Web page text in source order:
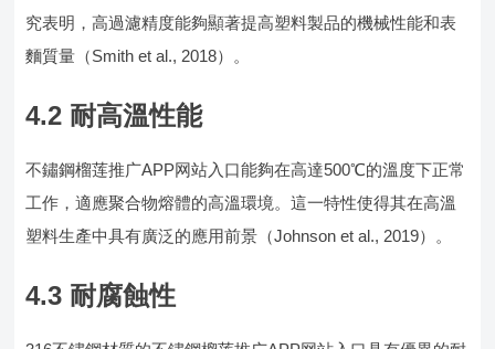
究表明，高過濾精度能夠顯著提高塑料製品的機械性能和表
麵質量（Smith et al., 2018）。
4.2 耐高溫性能
不鏽鋼榴莲推广APP网站入口能夠在高達500℃的溫度下正常
工作，適應聚合物熔體的高溫環境。這一特性使得其在高溫
塑料生產中具有廣泛的應用前景（Johnson et al., 2019）。
4.3 耐腐蝕性